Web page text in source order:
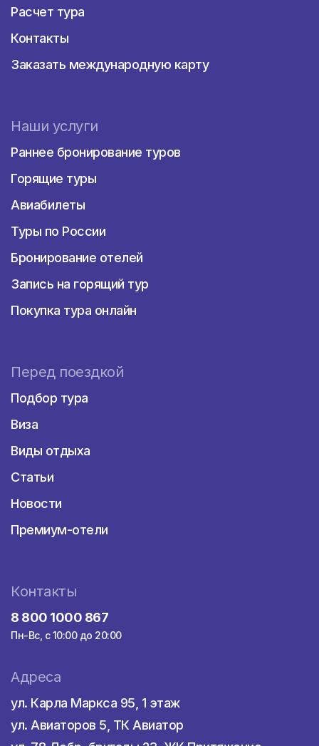
Расчет тура
Контакты
Заказать международную карту
Наши услуги
Раннее бронирование туров
Горящие туры
Авиабилеты
Туры по России
Бронирование отелей
Запись на горящий тур
Покупка тура онлайн
Перед поездкой
Подбор тура
Виза
Виды отдыха
Статьи
Новости
Премиум-отели
Контакты
8 800 1000 867
Пн-Вс, с 10:00 до 20:00
Адреса
ул. Карла Маркса 95, 1 этаж
ул. Авиаторов 5, ТК Авиатор